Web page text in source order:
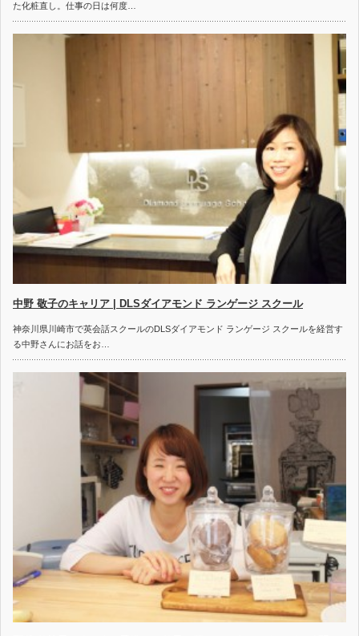
た化粧直し。仕事の日は何度…
中野 敬子のキャリア | DLSダイアモンド ランゲージ スクール
神奈川県川崎市で英会話スクールのDLSダイアモンド ランゲージ スクールを経営す
る中野さんにお話をお…